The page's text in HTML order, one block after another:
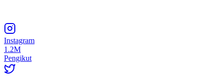
Instagram
1.2M
Pengikut